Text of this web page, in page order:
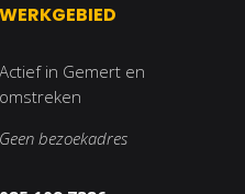
WERKGEBIED
Actief in Gemert en
omstreken
Geen bezoekadres